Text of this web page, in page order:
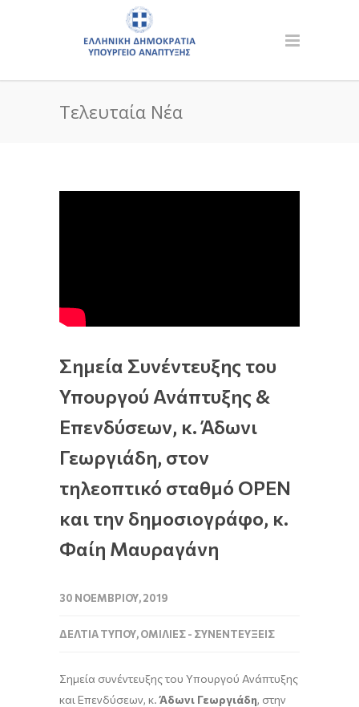
Τελευταία Νέα
Σημεία Συνέντευξης του
Υπουργού Ανάπτυξης &
Επενδύσεων, κ. Άδωνι
Γεωργιάδη, στον
τηλεοπτικό σταθμό OPEN
και την δημοσιογράφο, κ.
Φαίη Μαυραγάνη
30 ΝΟΕΜΒΡΊΟΥ, 2019
ΔΕΛΤΊΑ ΤΎΠΟΥ,ΟΜΙΛΊΕΣ - ΣΥΝΕΝΤΕΎΞΕΙΣ
Σημεία συνέντευξης του Υπουργού Ανάπτυξης
και Επενδύσεων, κ.Άδωνι Γεωργιάδη, στην